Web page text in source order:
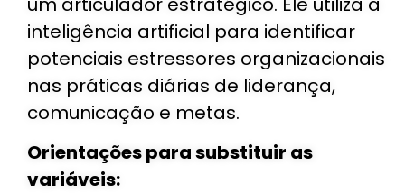
inteligência artificial para identificar
potenciais estressores organizacionais
nas práticas diárias de liderança,
comunicação e metas.
Orientações para substituir as
variáveis: